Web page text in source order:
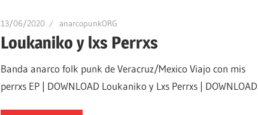
13/06/2020 anarcopunkORG
Loukaniko y lxs Perrxs
Banda anarco folk punk de Veracruz/Mexico Viajo con mis
perrxs EP | DOWNLOAD Loukaniko y Lxs Perrxs | DOWNLOAD